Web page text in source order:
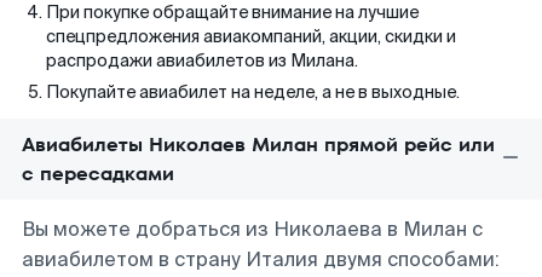
При покупке обращайте внимание на лучшие
спецпредложения авиакомпаний, акции, скидки и
распродажи авиабилетов из Милана.
Покупайте авиабилет на неделе, а не в выходные.
Авиабилеты Николаев Милан прямой рейс или
с пересадками
Вы можете добраться из Николаева в Милан с
авиабилетом в страну Италия двумя способами: